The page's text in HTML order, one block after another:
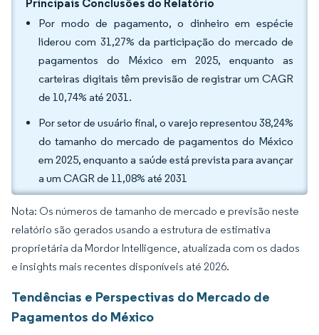
Principais Conclusões do Relatório
Por modo de pagamento, o dinheiro em espécie
liderou com 31,27% da participação do mercado de
pagamentos do México em 2025, enquanto as
carteiras digitais têm previsão de registrar um CAGR
de 10,74% até 2031.
Por setor de usuário final, o varejo representou 38,24%
do tamanho do mercado de pagamentos do México
em 2025, enquanto a saúde está prevista para avançar
a um CAGR de 11,08% até 2031
Nota: Os números de tamanho de mercado e previsão neste
relatório são gerados usando a estrutura de estimativa
proprietária da Mordor Intelligence, atualizada com os dados
e insights mais recentes disponíveis até 2026.
Tendências e Perspectivas do Mercado de
Pagamentos do México